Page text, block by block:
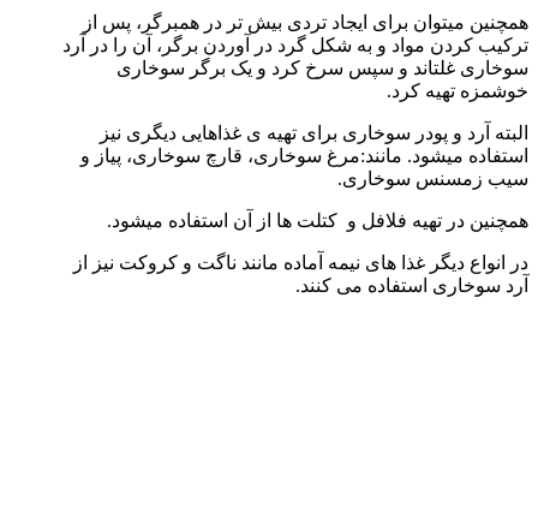
همچنین میتوان برای ایجاد تردی بیش تر در همبرگر، پس از
ترکیب کردن مواد و به شکل گرد در آوردن برگر، آن را در آرد
سوخاری غلتاند و سپس سرخ کرد و یک برگر سوخاری
خوشمزه تهیه کرد.
البته آرد و پودر سوخاری برای تهیه ی غذاهایی دیگری نیز
استفاده میشود. مانند:مرغ سوخاری، قارچ سوخاری، پیاز و
سیب زمسنس سوخاری.
همچنین در تهیه فلافل و کتلت ها از آن استفاده میشود.
در انواع دیگر غذا های نیمه آماده مانند ناگت و کروکت نیز از
آرد سوخاری استفاده می کنند.